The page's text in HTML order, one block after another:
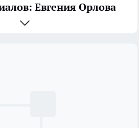
Евгения Орлова